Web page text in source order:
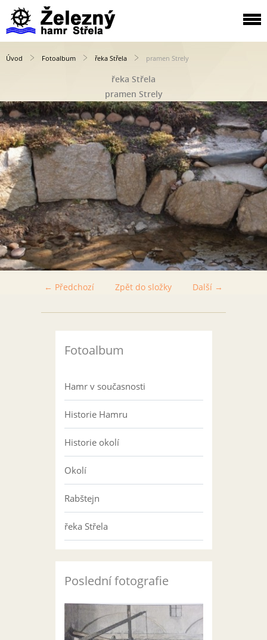
Úvod Fotoalbum řeka Střela pramen Strely
řeka Střela
pramen Strely
← Předchozí Další →
Zpět do složky
Fotoalbum
Hamr v současnosti
Historie Hamru
Historie okolí
Okolí
Rabštejn
řeka Střela
Poslední fotografie